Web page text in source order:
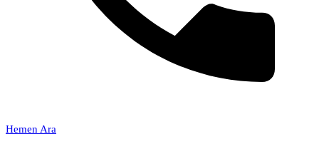
Hemen Ara